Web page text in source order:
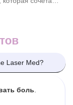
Laser Med?
боль